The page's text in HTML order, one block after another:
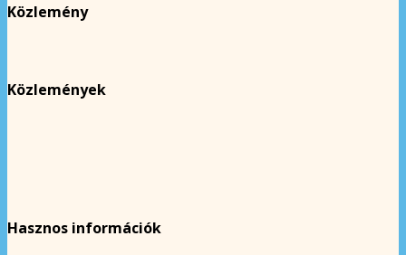
Közlemény
Közlemények
Hasznos információk